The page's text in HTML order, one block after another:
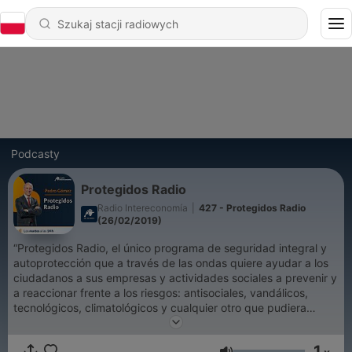
Podcasty
Protegidos Radio
Radio Intereconomía
427 - Protegidos Radio
(26/02/2019)
“Protegidos Radio, el único programa de seguridad integral y
autoprotección que a través de las ondas quiere ayudar a los
ciudadanos a sus empresas y actividades sociales a prevenir y
a reaccionar frente a los riesgos: antisociales, vandálicos,
tecnológicos, climatológicos y cualquier otro que pudiera
aparecer en sus actividades laborales o sociales. Proteger a la